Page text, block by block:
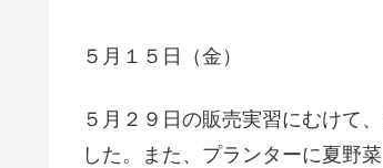
５月１５日（金）
５月２９日の販売実習にむけて
した。また、プランターに夏野